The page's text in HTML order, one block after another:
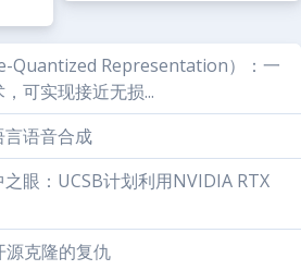
Quantized Representation）：一
可实现接近无损...
语音合成
眼：UCSB计划利用NVIDIA RTX
克隆的复仇